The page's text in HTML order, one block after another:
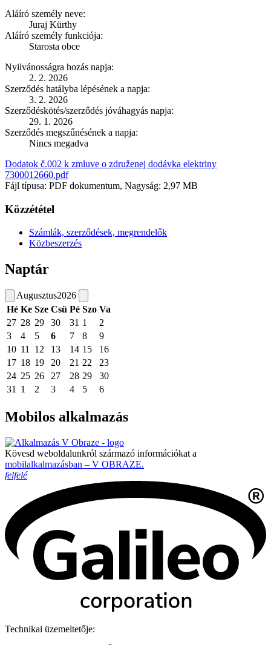
Aláíró személy neve:
Juraj Kürthy
Aláíró személy funkciója:
Starosta obce
Nyilvánosságra hozás napja:
2. 2. 2026
Szerződés hatályba lépésének a napja:
3. 2. 2026
Szerződéskötés/szerződés jóváhagyás napja:
29. 1. 2026
Szerződés megszűnésének a napja:
Nincs megadva
Dodatok č.002 k zmluve o združenej dodávka elektriny
7300012660.pdf
Fájl típusa: PDF dokumentum, Nagyság: 2,97 MB
Közzététel
Számlák, szerződések, megrendelők
Közbeszerzés
Naptár
Augusztus2026
Hé Ke Sze Csü Pé Szo Va
27 28 29 30 31 1
2
3
4 5 6 7 8
9
10 11 12 13 14 15
16
17 18 19 20 21 22
23
24 25 26 27 28 29
30
31
1 2 3 4 5 6
Mobilos alkalmazás
Kövesd weboldalunkról származó információkat a
mobilalkalmazásban – V OBRAZE.
felfelé
Technikai üzemeltetője: